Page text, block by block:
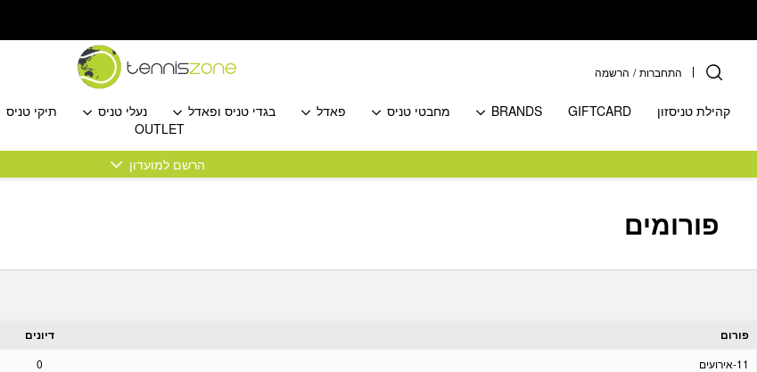
התחברות / הרשמה
קהילת טניסזון GIFTCARD
BRANDS מחבטי טניס פאדל בגדי טניס ופאדל נעלי טניס תיקי טניס
OUTLET
הרשם למועדון
פורומים
פורום דיונים
11-אירועים 0